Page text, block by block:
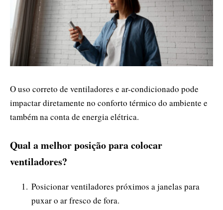
O uso correto de ventiladores e ar-condicionado pode
impactar diretamente no conforto térmico do ambiente e
também na conta de energia elétrica.
Qual a melhor posição para colocar
ventiladores?
Posicionar ventiladores próximos a janelas para
puxar o ar fresco de fora.